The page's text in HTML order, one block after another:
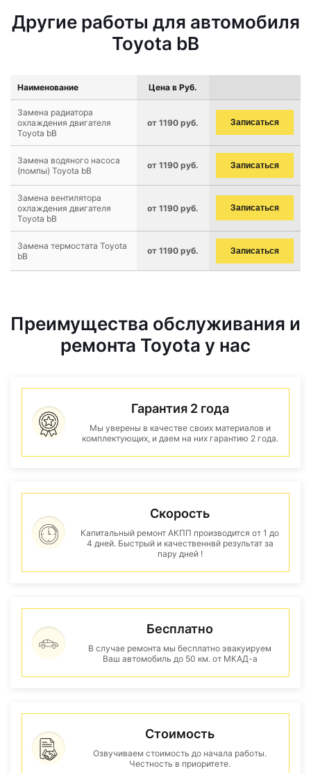
Другие работы для автомобиля
Toyota bB
Наименование Цена в Руб.
Замена радиатора
охлаждения двигателя
Toyota bB
от 1190 руб. Записаться
Замена водяного насоса
(помпы) Toyota bB
от 1190 руб. Записаться
Замена вентилятора
охлаждения двигателя
Toyota bB
от 1190 руб. Записаться
Замена термостата Toyota
bB
от 1190 руб. Записаться
Преимущества обслуживания и
ремонта Toyota у нас
Гарантия 2 года
Мы уверены в качестве своих материалов и
комплектующих, и даем на них гарантию 2 года.
Скорость
Капитальный ремонт АКПП производится от 1 до
4 дней. Быстрый и качественнвй результат за
пару дней !
Бесплатно
В случае ремонта мы бесплатно эвакуируем
Ваш автомобиль до 50 км. от МКАД-а
Стоимость
Озвучиваем стоимость до начала работы.
Честность в приоритете.